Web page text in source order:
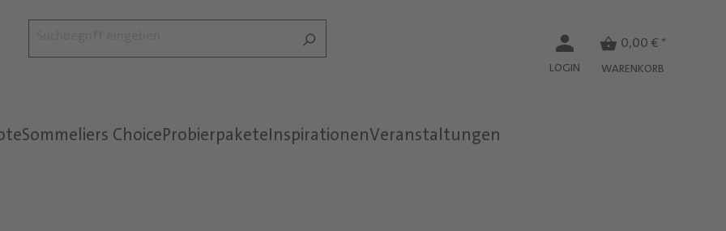
LOGIN
0,00 € *
WARENKORB
Sommeliers ChoiceProbierpaketeInspirationenVeranstaltungen